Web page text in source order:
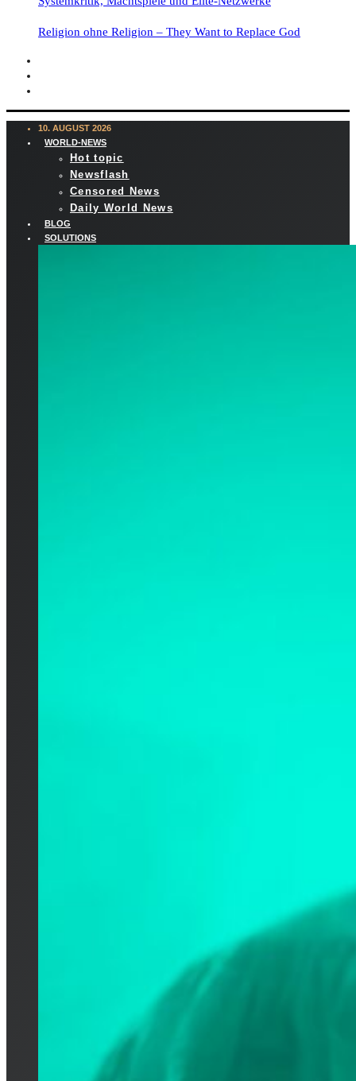
Religion ohne Religion – They Want to Replace God
10. AUGUST 2026
WORLD-NEWS
Hot topic
Newsflash
Censored News
Daily World News
BLOG
SOLUTIONS